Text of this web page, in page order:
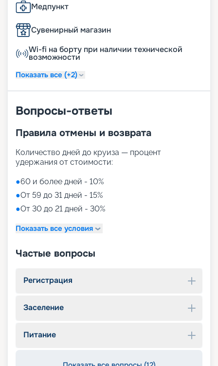
Медпункт
Сувенирный магазин
Wi-fi на борту при наличии технической
возможности
Показать все (+2)
Вопросы-ответы
Правила отмены и возврата
Количество дней до круиза — процент
удержания от стоимости:
●60 и более дней - 10%
●От 59 до 31 дней - 15%
●От 30 до 21 дней - 30%
Показать все условия
Частые вопросы
Регистрация
Заселение
Питание